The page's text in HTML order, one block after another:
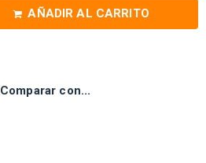
AÑADIR AL CARRITO
Comparar con...